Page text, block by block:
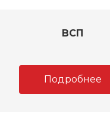
ВСП
Подробнее